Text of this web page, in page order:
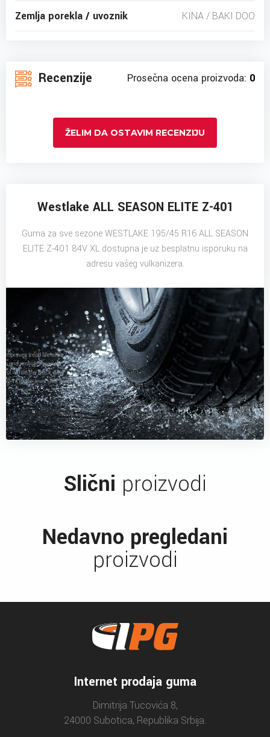
Zemlja porekla / uvoznik KINA / BAKI DOO
Recenzije Prosečna ocena proizvoda: 0
ŽELIM DA OSTAVIM RECENZIJU
Westlake ALL SEASON ELITE Z-401
Guma za sve sezone WESTLAKE 195/45 R16 ALL SEASON
ELITE Z-401 84V XL dostupna je uz besplatnu isporuku na
adresu vašeg vulkanizera.
Slični proizvodi
Nedavno pregledani
proizvodi
Internet prodaja guma
Dimitrija Tucovića 8,
24000 Subotica, Republika Srbija.